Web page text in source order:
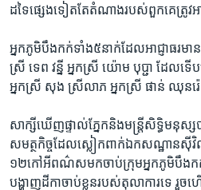
ដទៃ​ផ្សេង​ទៀត​តែ​តំណាង​របស់​ពួក​គេ​ត្រូវ​អា
អ្នក​ភូមិ​បឹងកក់​ទាំង​៥នាក់​ដែល​អាជ្ញាធរ​មាន​
ស្រី​ ទេព​ វន្នី​ អ្នកស្រី​ យ៉ោម បុប្ជា​ ដែល​ទើ
អ្នកស្រី​ សុង ស្រីលាភ​ អ្នកស្រី​ ផាន់ ឈុនរ៉េ
សាក្សី​ឃើញ​ផ្ទាល់​ភ្នែក​និង​មន្ត្រី​សិទ្ធិ​មនុស្
សមត្ថកិច្ច​ដែល​ស្លៀកពាក់​ឯកសណ្ឋាន​ស៊ីវិ
១២​កៅអី​ពណ៌​ស​មក​ចាប់​ក្រុម​អ្នក​ភូមិ​បឹងកក់​
បង្ហាញ​ដីកា​ចាប់​ខ្លួន​របស់​តុលាការ​ទេ ​រួ